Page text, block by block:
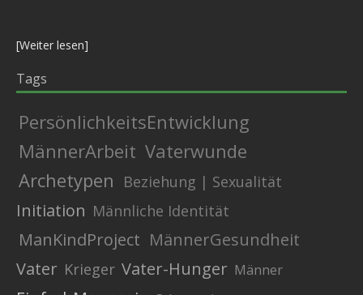
[Weiter lesen]
Tags
PersönlichkeitsEntwicklung
MännerArbeit Vaterwunde
Archetypen
Beziehung | Sexualität
Initiation Männliche Identität
ManKindProject MännerGesundheit
Vater Krieger Vater-Hunger Männer